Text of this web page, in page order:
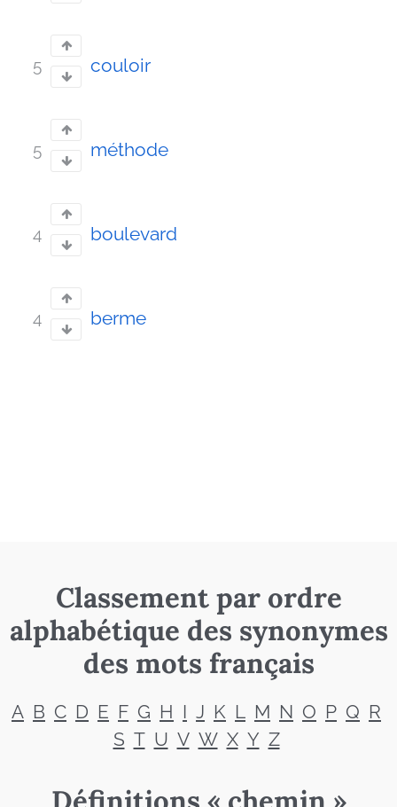
5 couloir
5 méthode
4 boulevard
4 berme
Classement par ordre
alphabétique des synonymes
des mots français
A B C D E F G H I J K L M N O P Q R
S T U V W X Y Z